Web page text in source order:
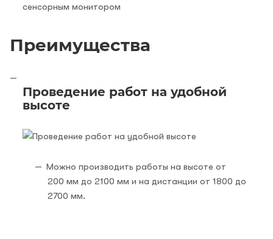
сенсорным монитором
Преимущества
Проведение работ на удобной
высоте
Можно производить работы на высоте от
200 мм до 2100 мм и на дистанции от 1800 до
2700 мм.